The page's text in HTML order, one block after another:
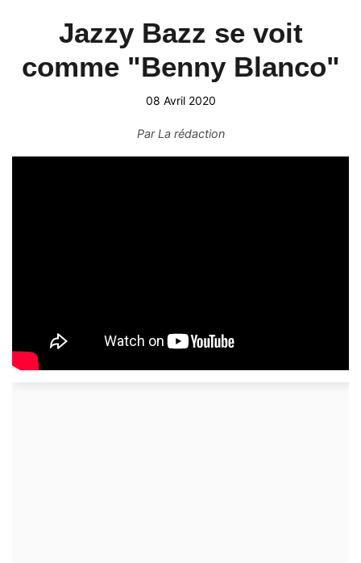
Jazzy Bazz se voit
comme "Benny Blanco"
08 Avril 2020
ParLa rédaction